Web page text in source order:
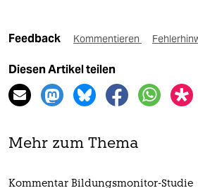
Feedback Kommentieren
Diesen Artikel teilen
Mehr zum Thema
Kommentar Bildungsmonitor-Studie